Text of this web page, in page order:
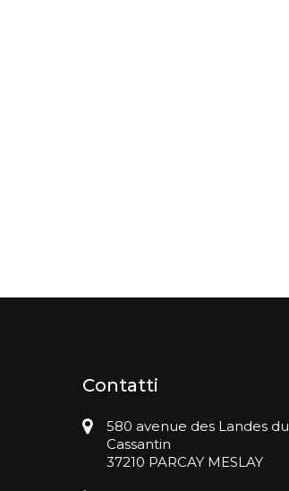
Contatti
580 avenue des Landes du
Cassantin
37210 PARCAY MESLAY